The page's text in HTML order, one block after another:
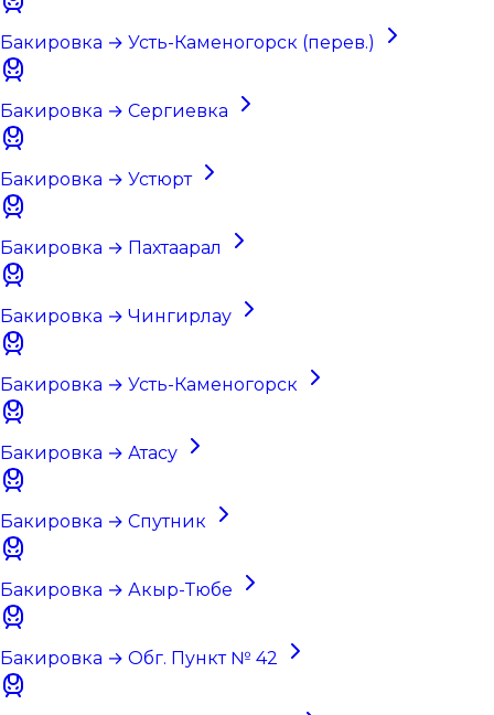
Бакировка → Усть-Каменогорск (перев.)
Бакировка → Сергиевка
Бакировка → Устюрт
Бакировка → Пахтаарал
Бакировка → Чингирлау
Бакировка → Усть-Каменогорск
Бакировка → Атасу
Бакировка → Спутник
Бакировка → Акыр-Тюбе
Бакировка → Обг. Пункт № 42